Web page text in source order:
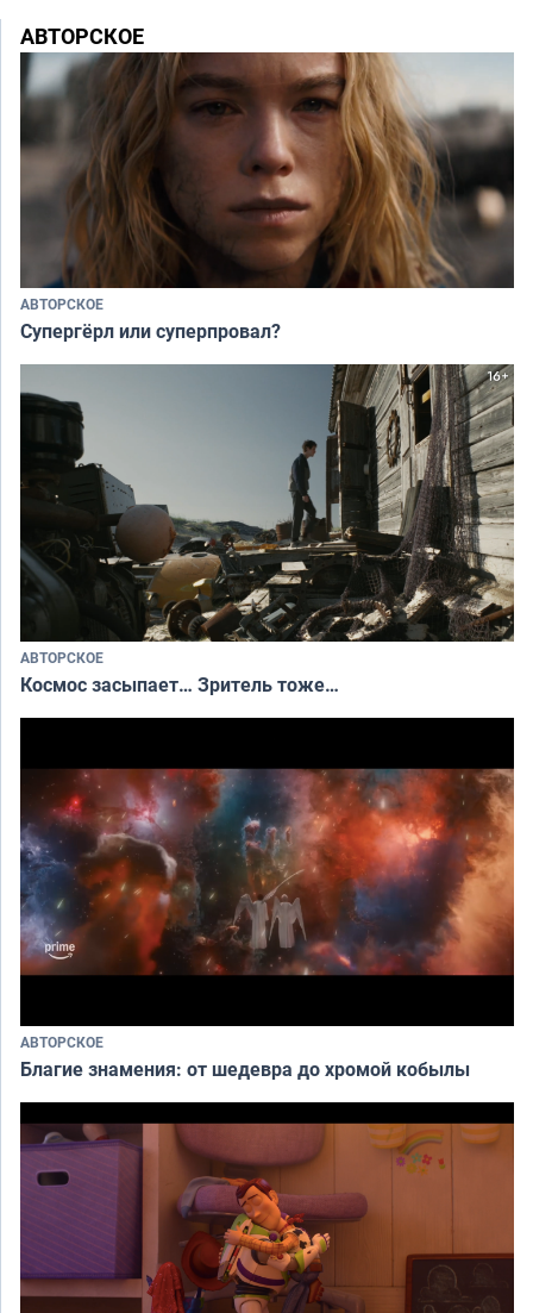
АВТОРСКОЕ
АВТОРСКОЕ
Супергёрл или суперпровал?
АВТОРСКОЕ
Космос засыпает… Зритель тоже…
АВТОРСКОЕ
Благие знамения: от шедевра до хромой кобылы